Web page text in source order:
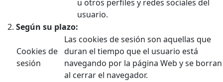
u otros perfiles y redes sociales del
usuario.
Según su plazo:
Cookies de
sesión
Las cookies de sesión son aquellas que
duran el tiempo que el usuario está
navegando por la página Web y se borran
al cerrar el navegador.